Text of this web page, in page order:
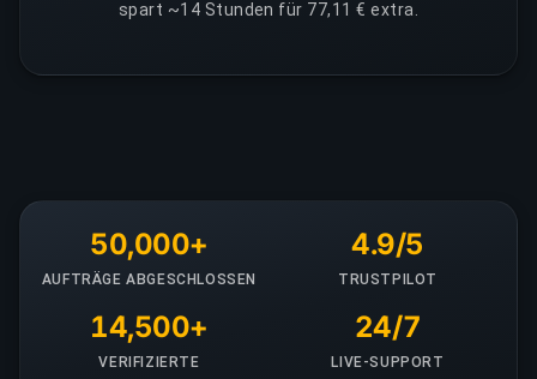
spart ~14 Stunden für 77,11 € extra.
50,000+
AUFTRÄGE ABGESCHLOSSEN
4.9/5
TRUSTPILOT
14,500+
VERIFIZIERTE
24/7
LIVE-SUPPORT